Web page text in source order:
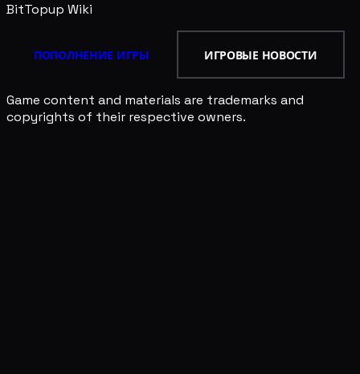
BitTopup Wiki
ПОПОЛНЕНИЕ ИГРЫ ИГРОВЫЕ НОВОСТИ
Game content and materials are trademarks and
copyrights of their respective owners.